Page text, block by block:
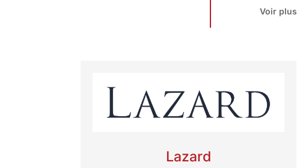
Voir plus
Lazard